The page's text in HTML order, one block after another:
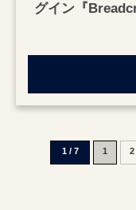
グイン『
1 / 7 1 2